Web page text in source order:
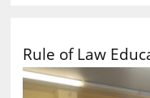
Rule of Law